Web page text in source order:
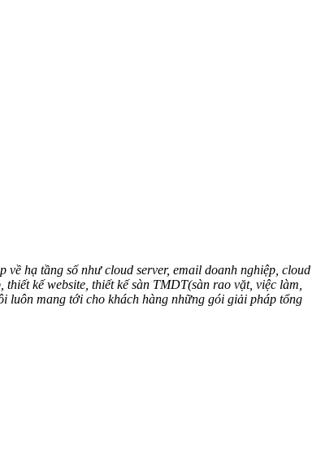
hạ tầng số như cloud server, email doanh nghiệp, cloud
kế website, thiết kế sàn TMDT(sàn rao vặt, việc làm,
luôn mang tới cho khách hàng những gói giải pháp tổng